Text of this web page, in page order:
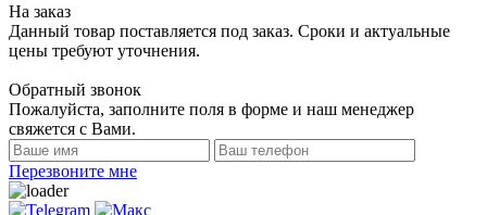
На заказ
Данный товар поставляется под заказ. Сроки и актуальные
цены требуют уточнения.
Обратный звонок
Пожалуйста, заполните поля в форме и наш менеджер
свяжется с Вами.
Перезвоните мне